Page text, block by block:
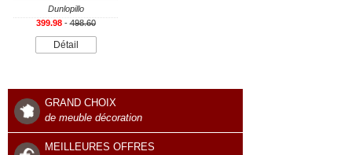
Dunlopillo
399.98-498.60
Détail
GRAND CHOIX
de meuble décoration
MEILLEURES OFFRES